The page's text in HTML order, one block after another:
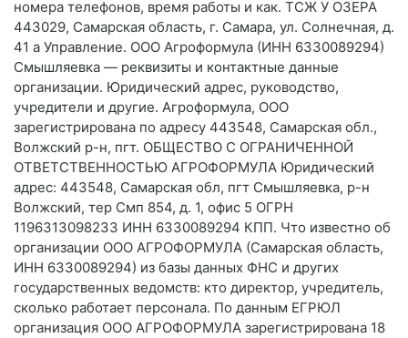
номера телефонов, время работы и как. ТСЖ У ОЗЕРА
443029, Самарская область, г. Самара, ул. Солнечная, д.
41 а Управление. ООО Агроформула (ИНН 6330089294)
Смышляевка — реквизиты и контактные данные
организации. Юридический адрес, руководство,
учредители и другие. Агроформула, ООО
зарегистрирована по адресу 443548, Самарская обл.,
Волжский р-н, пгт. ОБЩЕСТВО С ОГРАНИЧЕННОЙ
ОТВЕТСТВЕННОСТЬЮ АГРОФОРМУЛА Юридический
адрес: 443548, Самарская обл, пгт Смышляевка, р-н
Волжский, тер Смп 854, д. 1, офис 5 ОГРН
1196313098233 ИНН 6330089294 КПП. Что известно об
организации ООО АГРОФОРМУЛА (Самарская область,
ИНН 6330089294) из базы данных ФНС и других
государственных ведомств: кто директор, учредитель,
сколько работает персонала. По данным ЕГРЮЛ
организация ООО АГРОФОРМУЛА зарегистрирована 18